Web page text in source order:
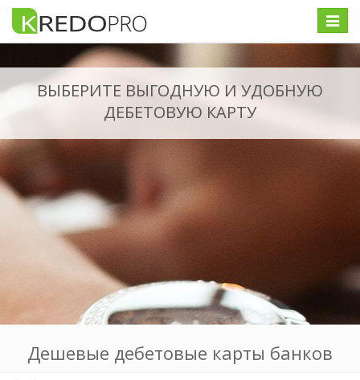
Меню
ВЫБЕРИТЕ ВЫГОДНУЮ И УДОБНУЮ
ДЕБЕТОВУЮ КАРТУ
Дешевые дебетовые карты банков